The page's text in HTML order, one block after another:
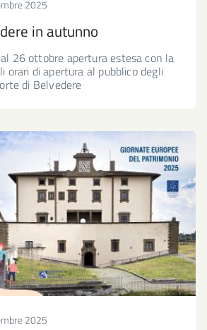
2025
in autunno
26 ottobre apertura estesa con la
orari di apertura al pubblico degli
di Belvedere
2025